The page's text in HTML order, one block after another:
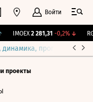
Войти
IMOEX 2 281,31 -0,2%↓
прогнозы
проекты